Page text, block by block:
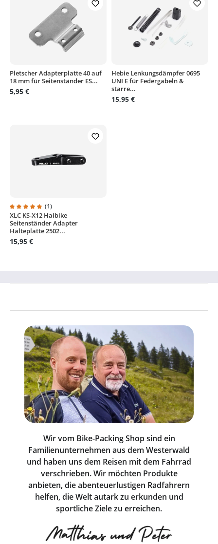
Pletscher Adapterplatte 40 auf
18 mm für Seitenständer ES...
5,95 €
Hebie Lenkungsdämpfer 0695
UNI E für Federgabeln &
starre...
15,95 €
Durchschnittliche Bewertung von 5 von 5 Sternen
(1)
XLC KS-X12 Haibike
Seitenständer Adapter
Halteplatte 2502...
15,95 €
Wir vom Bike-Packing Shop sind ein
Familienunternehmen aus dem Westerwald
und haben uns dem Reisen mit dem Fahrrad
verschrieben. Wir möchten Produkte
anbieten, die abenteuerlustigen Radfahrern
helfen, die Welt autark zu erkunden und
sportliche Ziele zu erreichen.